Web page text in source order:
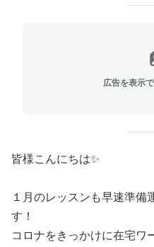
広告を表示
皆様こんにちは✨
１月のレッスンも早速準備
す！
コロナをきっかけに在宅ワ